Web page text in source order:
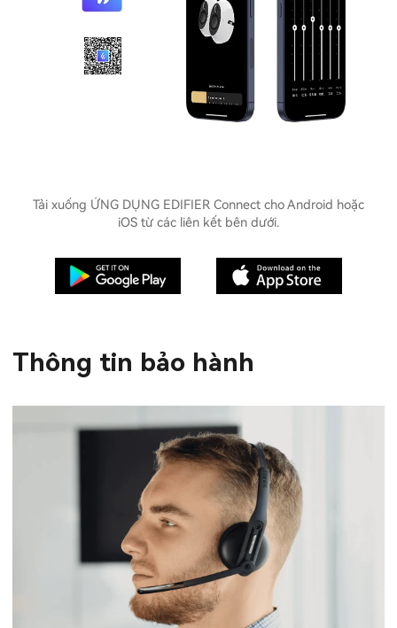
Tải xuống ỨNG DỤNG EDIFIER Connect cho Android hoặc
iOS từ các liên kết bên dưới.
Thông tin bảo hành